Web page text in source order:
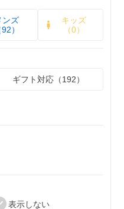
ンズ
92）
キッズ
（0）
ギフト対応（192）
表示しない